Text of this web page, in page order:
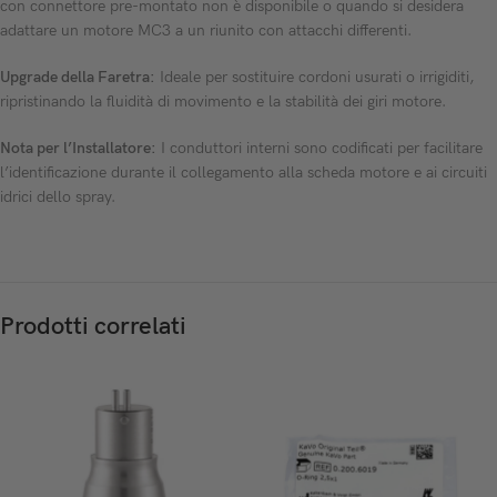
con connettore pre-montato non è disponibile o quando si desidera
adattare un motore MC3 a un riunito con attacchi differenti.
Upgrade della Faretra: Ideale per sostituire cordoni usurati o irrigiditi,
ripristinando la fluidità di movimento e la stabilità dei giri motore.
Nota per l’Installatore: I conduttori interni sono codificati per facilitare
l’identificazione durante il collegamento alla scheda motore e ai circuiti
idrici dello spray.
Prodotti correlati